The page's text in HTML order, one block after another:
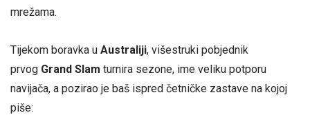
mrežama.
Tijekom boravka u Australiji, višestruki pobjednik
prvog Grand Slam turnira sezone, ime veliku potporu
navijača, a pozirao je baš ispred četničke zastave na kojoj
piše: